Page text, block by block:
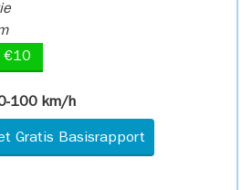
€10
100 km/h
Gratis Basisrapport